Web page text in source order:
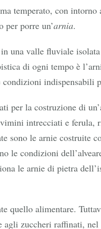
temperato, con intorno
per porre un’arnia.
una valle fluviale
di ogni tempo è
indispensabili
per la costruzione di
intrecciati e ferula,
sono le arnie costruite
le condizioni
le arnie di pietra
quello alimentare.
agli zuccheri raffinati,